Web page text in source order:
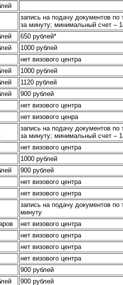
запись на подачу документов
за минуту; минимальный счет –
650 рублей*
1000 рублей
нет визового центра
1000 рублей
1120 рублей
900 рублей
нет визового центра
нет визового ценра
запись на подачу документов
за минуту; минимальный счет –
нет визового центра
1000 рублей
900 рублей
нет визового центра
нет визового центра
запись на подачу документов
минуту
нет визового центра
нет визового центра
нет визового центра
нет визового центра
900 рублей
900 рублей